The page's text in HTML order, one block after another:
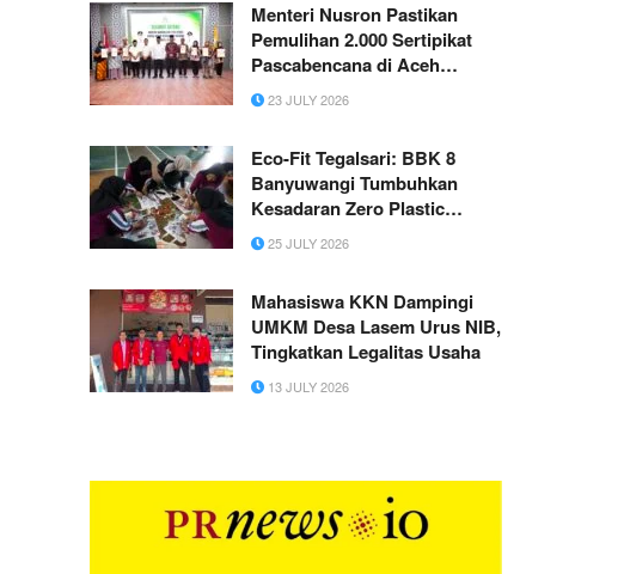
Menteri Nusron Pastikan
Pemulihan 2.000 Sertipikat
Pascabencana di Aceh
Tamiang Rampung Akhir
Desember
23 JULY 2026
Eco-Fit Tegalsari: BBK 8
Banyuwangi Tumbuhkan
Kesadaran Zero Plastic
melalui Eco Printing Tote Bag
Dukung SDGs 3 dan SDGs 12
25 JULY 2026
Mahasiswa KKN Dampingi
UMKM Desa Lasem Urus NIB,
Tingkatkan Legalitas Usaha
13 JULY 2026